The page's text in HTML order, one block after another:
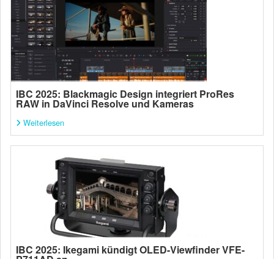
IBC 2025: Blackmagic Design integriert ProRes
RAW in DaVinci Resolve und Kameras
Weiterlesen
IBC 2025: Ikegami kündigt OLED-Viewfinder VFE-